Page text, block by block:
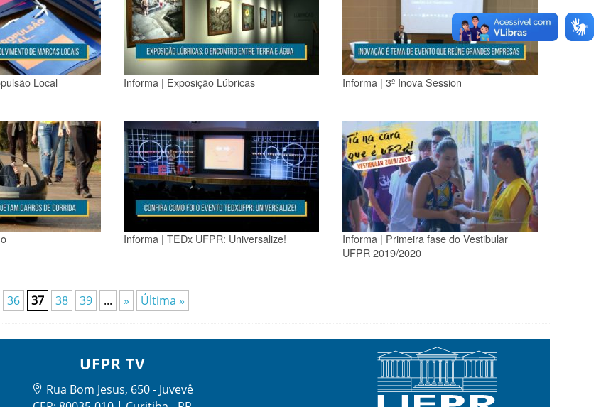
Local Informa | Exposição Lúbricas Informa | 3º Inova Session
Informa | TEDx UFPR: Universalize!
Informa | Primeira fase do Vestibular
UFPR 2019/2020
36 37 38 39 ... » Última »
UFPR TV
Rua Bom Jesus, 650 - Juvevê